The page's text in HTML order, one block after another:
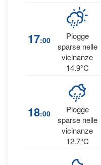
17:00
Piogge
sparse nelle
vicinanze
14.9°C
18:00
Piogge
sparse nelle
vicinanze
12.7°C